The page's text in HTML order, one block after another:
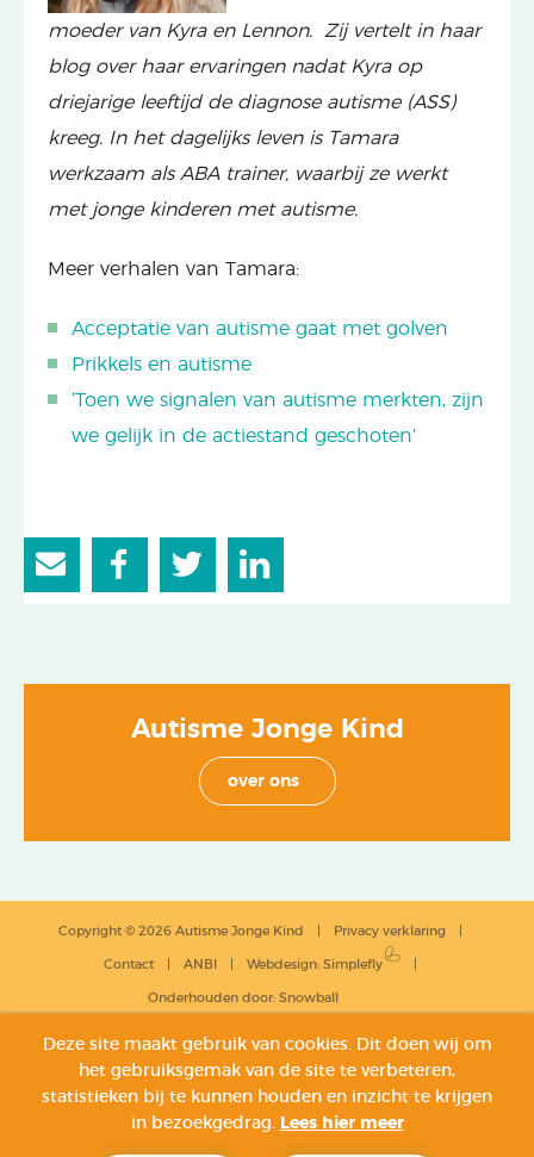
moeder van Kyra en Lennon. Zij vertelt in haar
blog over haar ervaringen nadat Kyra op
driejarige leeftijd de diagnose autisme (ASS)
kreeg. In het dagelijks leven is Tamara
werkzaam als ABA trainer, waarbij ze werkt
met jonge kinderen met autisme.
Meer verhalen van Tamara:
Acceptatie van autisme gaat met golven
Prikkels en autisme
‘Toen we signalen van autisme merkten, zijn
we gelijk in de actiestand geschoten’
Autisme Jonge Kind
over ons
Copyright © 2026 Autisme Jonge Kind Privacy verklaring
Contact ANBI Webdesign: Simplefly
Onderhouden door: Snowball
Deze site maakt gebruik van cookies. Dit doen wij om
het gebruiksgemak van de site te verbeteren,
statistieken bij te kunnen houden en inzicht te krijgen
in bezoekgedrag. Lees hier meer